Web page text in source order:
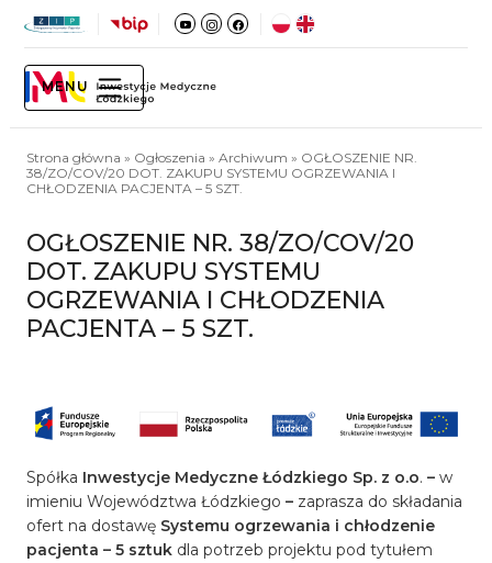
MENU TOGGLE NAVIGATION
Strona główna » Ogłoszenia » Archiwum » OGŁOSZENIE NR.
38/ZO/COV/20 DOT. ZAKUPU SYSTEMU OGRZEWANIA I
CHŁODZENIA PACJENTA – 5 SZT.
OGŁOSZENIE NR. 38/ZO/COV/20
DOT. ZAKUPU SYSTEMU
OGRZEWANIA I CHŁODZENIA
PACJENTA – 5 SZT.
Spółka Inwestycje Medyczne Łódzkiego Sp. z o.o. – w
imieniu Województwa Łódzkiego – zaprasza do składania
ofert na dostawę Systemu ogrzewania i chłodzenie
pacjenta – 5 sztukdla potrzeb projektu pod tytułem